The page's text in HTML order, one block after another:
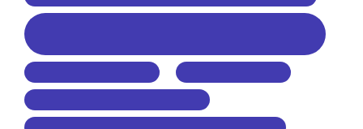
РЕЗУЛЬТАТЫ нахлыстового кастинга в России и
РЕКОРДЫ РОССИИ
РЕКОРДЫ МИРА
РЕКОРДЫ в «Spey-O-Rama»